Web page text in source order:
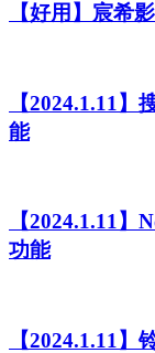
【好用】宸希
【2024.1.11
能
【2024.1.11
功能
【2024.1.11